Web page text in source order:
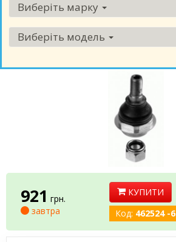
Виберіть марку
Виберіть модель
921 грн.
завтра
КУПИТИ
Код: 462524 -6